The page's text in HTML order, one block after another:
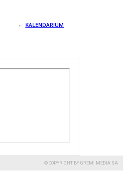
KALENDARIUM
© COPYRIGHT BY GREMI MEDIA SA